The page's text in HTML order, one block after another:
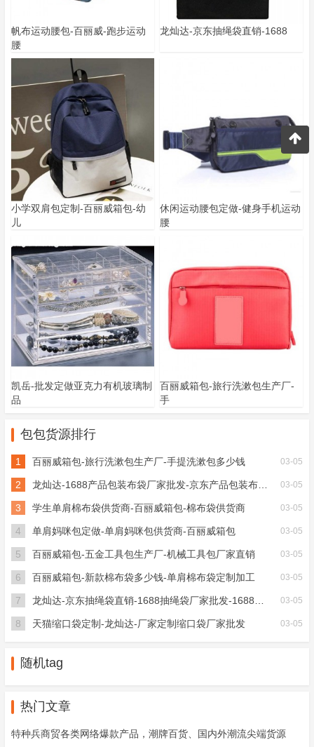
帆布运动腰包-百丽威-跑步运动
腰
龙灿达-京东抽绳袋直销-1688
小学双肩包定制-百丽威箱包-幼
儿
休闲运动腰包定做-健身手机运动
腰
凯岳-批发定做亚克力有机玻璃制
品
百丽威箱包-旅行洗漱包生产厂-
手
包包货源排行
03-05
1 百丽威箱包-旅行洗漱包生产厂-手提洗漱包多少钱
03-05
2 龙灿达-1688产品包装布袋厂家批发-京东产品包装布袋加工
03-05
3 学生单肩棉布袋供货商-百丽威箱包-棉布袋供货商
03-05
4 单肩妈咪包定做-单肩妈咪包供货商-百丽威箱包
03-05
5 百丽威箱包-五金工具包生产厂-机械工具包厂家直销
03-05
6 百丽威箱包-新款棉布袋多少钱-单肩棉布袋定制加工
03-05
7 龙灿达-京东抽绳袋直销-1688抽绳袋厂家批发-1688抽绳
03-05
8 天猫缩口袋定制-龙灿达-厂家定制缩口袋厂家批发
随机tag
热门文章
特种兵商贸各类网络爆款产品，潮牌百货、国内外潮流尖端货源